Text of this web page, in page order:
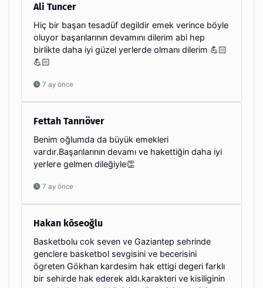
Ali Tuncer
Hiç bir başarı tesadüf degildir emek verince böyle
oluyor başarılarının devamını dilerim abi hep
birlikte daha iyi güzel yerlerde olmanı dilerim 💪🏻
💪🏻
7 ay önce
Fettah Tanrıöver
Benim oğlumda da büyük emekleri
vardır.Başarılarının devamı ve hakettiğin daha iyi
yerlere gelmen dileğiyle👏
7 ay önce
Hakan kõseoğlu
Basketbolu cok seven ve Gaziantep sehrinde
genclere basketbol sevgisini ve becerisini
ögreten Gökhan kardesim hak ettigi degeri farklı
bir sehirde hak ederek aldı.karakteri ve kisiliginin